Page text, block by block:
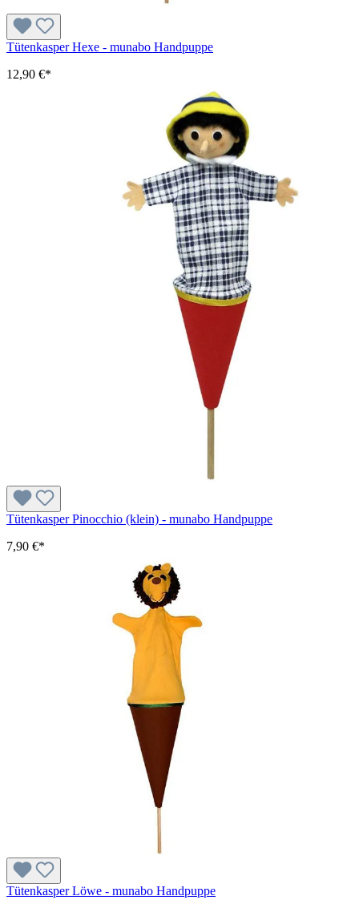
Tütenkasper Hexe - munabo Handpuppe
12,90 €*
Tütenkasper Pinocchio (klein) - munabo Handpuppe
7,90 €*
Tütenkasper Löwe - munabo Handpuppe